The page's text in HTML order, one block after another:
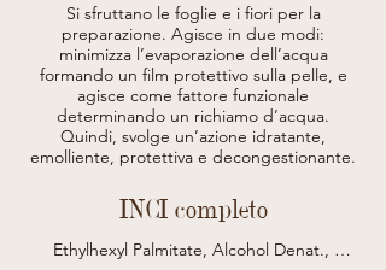
Si sfruttano le foglie e i fiori per la
preparazione. Agisce in due modi:
minimizza l’evaporazione dell’acqua
formando un film protettivo sulla pelle, e
agisce come fattore funzionale
determinando un richiamo d’acqua.
Quindi, svolge un’azione idratante,
emolliente, protettiva e decongestionante.
INCI completo
Ethylhexyl Palmitate, Alcohol Denat.,